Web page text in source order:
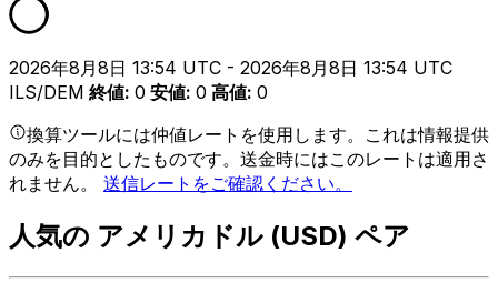
2026年8月8日 13:54 UTC - 2026年8月8日 13:54 UTC
ILS/DEM 終値: 0 安値: 0 高値: 0
換算ツールには仲値レートを使用します。これは情報提供
のみを目的としたものです。送金時にはこのレートは適用さ
れません。 送信レートをご確認ください。
人気の アメリカドル (USD) ペア